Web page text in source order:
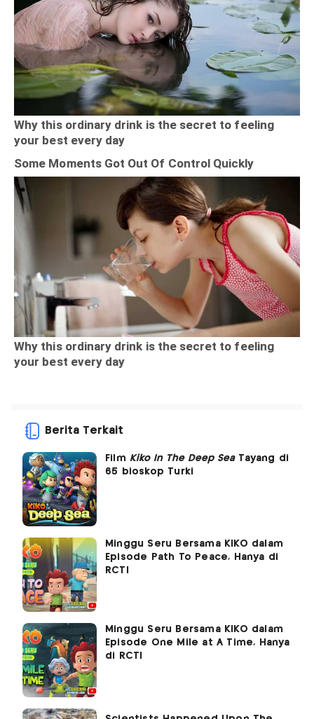
Berita Terkait
Film Kiko In The Deep SeaTayang di
65 bioskop Turki
Minggu Seru Bersama KIKO dalam
Episode Path To Peace, Hanya di
RCTI
Minggu Seru Bersama KIKO dalam
Episode One Mile at A Time, Hanya
di RCTI